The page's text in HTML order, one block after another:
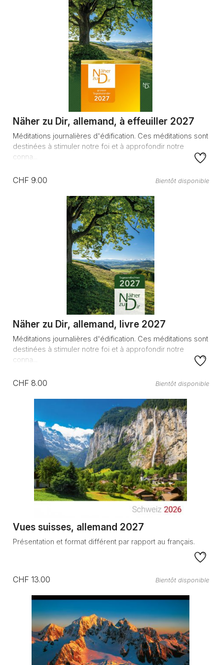
Näher zu Dir, allemand, à effeuiller 2027
Méditations journalières d'édification. Ces méditations sont
destinées à stimuler notre foi et à approfondir notre
conna...
CHF 9.00 Bientôt disponible
Näher zu Dir, allemand, livre 2027
Méditations journalières d'édification. Ces méditations sont
destinées à stimuler notre foi et à approfondir notre
conna...
CHF 8.00 Bientôt disponible
Vues suisses, allemand 2027
Présentation et format différent par rapport au français.
CHF 13.00 Bientôt disponible